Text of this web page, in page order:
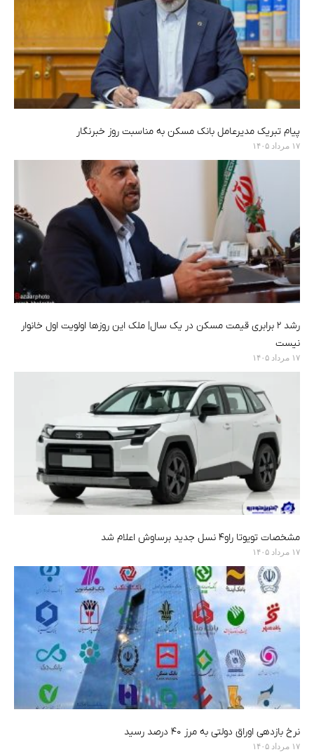
پیام تبریک مدیرعامل بانک مسکن به مناسبت روز خبرنگار
۱۷ مرداد ۱۴۰۵
رشد ۲ برابری قیمت مسکن در یک سال| ملک این روزها اولویت اول خانوار
نیست
۱۷ مرداد ۱۴۰۵
مشخصات تویوتا راو۴ نسل جدید برساوش اعلام شد
۱۷ مرداد ۱۴۰۵
نرخ بازدهی اوراق دولتی به مرز ۴۰ درصد رسید
۱۷ مرداد ۱۴۰۵